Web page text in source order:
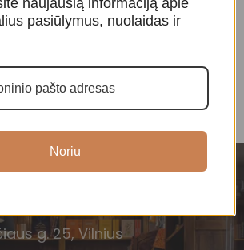
g. 25, Vilnius
naujausią informaciją apie
pasiūlymus, nuolaidas ir
Noriu